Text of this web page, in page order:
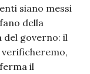
siano messi
della
del governo: il
il